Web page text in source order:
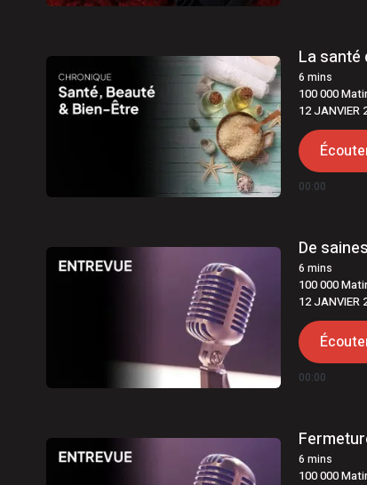
6 août 2026|Québec | Deux
La santé
6 mins
100 000
12 JANVIER
00:00
De
6 mins
100 000
12 JANVIER
00:00
6 mins
100 000